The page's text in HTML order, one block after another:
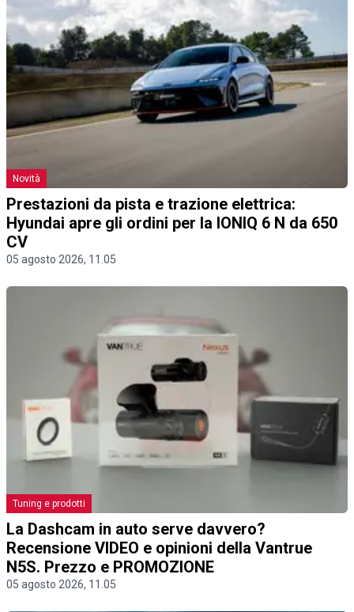
Novità
Prestazioni da pista e trazione elettrica:
Hyundai apre gli ordini per la IONIQ 6 N da 650
CV
05 agosto 2026, 11.05
Tuning e prodotti
La Dashcam in auto serve davvero?
Recensione VIDEO e opinioni della Vantrue
N5S. Prezzo e PROMOZIONE
05 agosto 2026, 11.05